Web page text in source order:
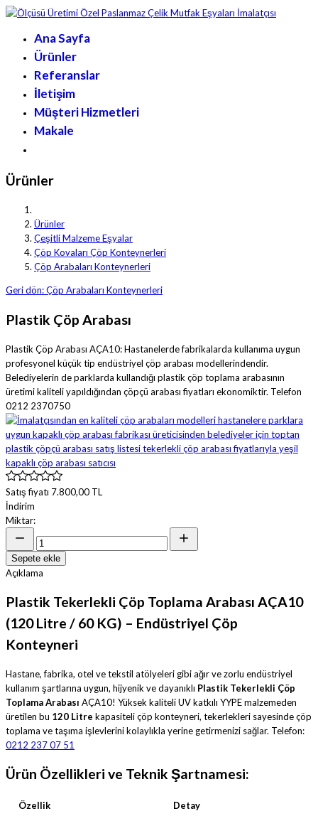
Ana Sayfa
Ürünler
Referanslar
İletişim
Müşteri Hizmetleri
Makale
Ürünler
Ürünler
Çeşitli Malzeme Eşyalar
Çöp Kovaları Çöp Konteynerleri
Çöp Arabaları Konteynerleri
Geri dön: Çöp Arabaları Konteynerleri
Plastik Çöp Arabası
Plastik Çöp Arabası AÇA10: Hastanelerde fabrikalarda kullanıma uygun
profesyonel küçük tip endüstriyel çöp arabası modellerindendir.
Belediyelerin de parklarda kullandığı plastik çöp toplama arabasının
üretimi kaliteli yapıldığından çöpçü arabası fiyatları ekonomiktir. Telefon
0212 2370750
Satış fiyatı 7.800,00 TL
İndirim
Miktar:
Sepete ekle
Açıklama
Plastik Tekerlekli Çöp Toplama Arabası AÇA10
(120 Litre / 60 KG) – Endüstriyel Çöp
Konteyneri
Hastane, fabrika, otel ve tekstil atölyeleri gibi ağır ve zorlu endüstriyel
kullanım şartlarına uygun, hijyenik ve dayanıklı Plastik Tekerlekli Çöp
Toplama Arabası AÇA10! Yüksek kaliteli UV katkılı YYPE malzemeden
üretilen bu 120 Litre kapasiteli çöp konteyneri, tekerlekleri sayesinde çöp
toplama ve taşıma işlevlerini kolaylıkla yerine getirmenizi sağlar. Telefon:
0212 237 07 51
Ürün Özellikleri ve Teknik Şartnamesi:
Özellik
Detay